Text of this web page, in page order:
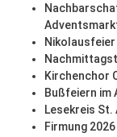
Nikolausfeier
Kirchenchor
Bußfeiern im
Lesekreis St.
Firmung